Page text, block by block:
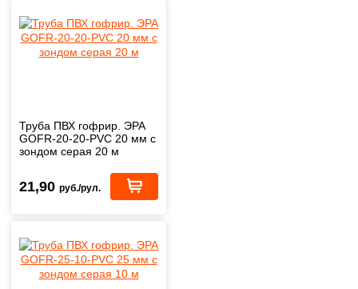
Труба ПВХ гофрир. ЭРА
GOFR-20-20-PVС 20 мм с
зондом серая 20 м
21,90 руб./рул.